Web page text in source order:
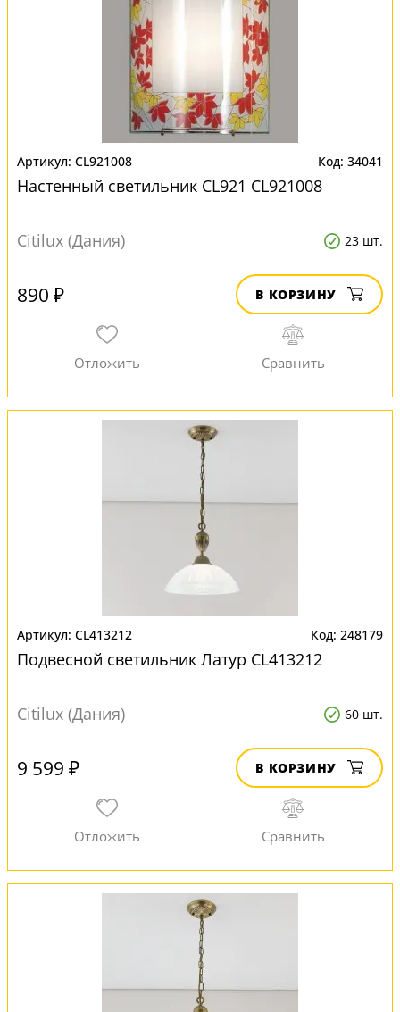
CL921008 34041
Настенный светильник CL921 CL921008
Citilux (Дания) 23 шт.
890 ₽ В КОРЗИНУ
CL413212 248179
Подвесной светильник Латур CL413212
Citilux (Дания) 60 шт.
9 599 ₽ В КОРЗИНУ